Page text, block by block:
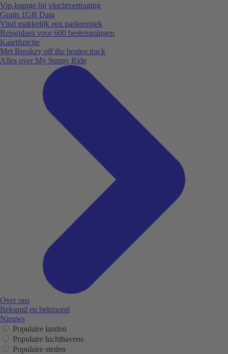
Vip-lounge bij vluchtvertraging
Gratis 1GB Data
Vind makkelijk een parkeerplek
Reisgidsen voor 600 bestemmingen
Kaartfunctie
Met Breakzy off the beaten track
Alles over My Sunny Ride
Over ons
Beloond en bekroond
Nieuws
Populaire landen
Populaire luchthavens
Populaire steden